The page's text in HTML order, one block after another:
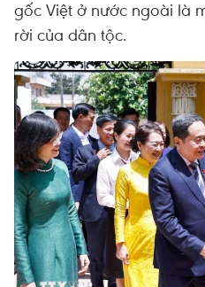
gốc Việt ở nước ngoài là
rời của dân tộc.